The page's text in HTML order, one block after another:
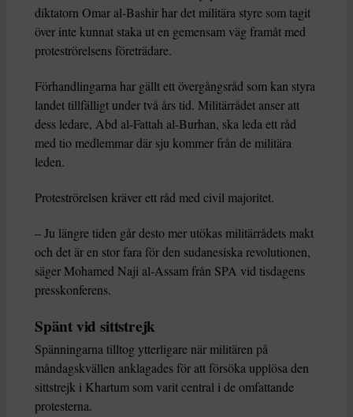
diktatorn Omar al-Bashir har det militära styre som tagit
över inte kunnat staka ut en gemensam väg framåt med
proteströrelsens företrädare.
Förhandlingarna har gällt ett övergångsråd som kan styra
landet tillfälligt under två års tid. Militärrådet anser att
dess ledare, Abd al-Fattah al-Burhan, ska leda ett råd
med tio medlemmar där sju kommer från de militära
leden.
Proteströrelsen kräver ett råd med civil majoritet.
– Ju längre tiden går desto mer utökas militärrådets makt
och det är en stor fara för den sudanesiska revolutionen,
säger Mohamed Naji al-Assam från SPA vid tisdagens
presskonferens.
Spänt vid sittstrejk
Spänningarna tilltog ytterligare när militären på
måndagskvällen anklagades för att försöka upplösa den
sittstrejk i Khartum som varit central i de omfattande
protesterna.